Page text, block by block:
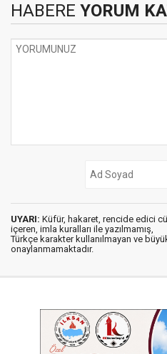
HABERE YORUM
UYARI: Küfür, hakaret, rencide edici
içeren, imla kuralları ile yazılmamış,
Türkçe karakter kullanılmayan ve
onaylanmamaktadır.